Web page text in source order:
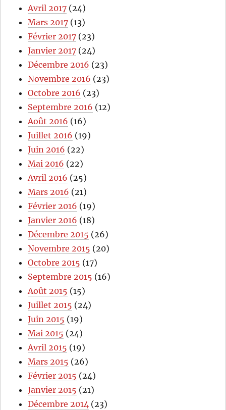
Avril 2017 (24)
Mars 2017 (13)
Février 2017 (23)
Janvier 2017 (24)
Décembre 2016 (23)
Novembre 2016 (23)
Octobre 2016 (23)
Septembre 2016 (12)
Août 2016 (16)
Juillet 2016 (19)
Juin 2016 (22)
Mai 2016 (22)
Avril 2016 (25)
Mars 2016 (21)
Février 2016 (19)
Janvier 2016 (18)
Décembre 2015 (26)
Novembre 2015 (20)
Octobre 2015 (17)
Septembre 2015 (16)
Août 2015 (15)
Juillet 2015 (24)
Juin 2015 (19)
Mai 2015 (24)
Avril 2015 (19)
Mars 2015 (26)
Février 2015 (24)
Janvier 2015 (21)
Décembre 2014 (23)